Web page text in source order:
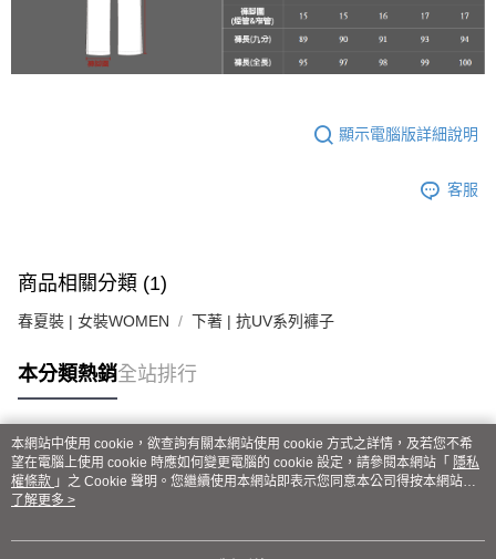
顯示電腦版詳細說明
客服
商品相關分類 (1)
春夏裝 | 女裝WOMEN 下著 | 抗UV系列褲子
本分類熱銷全站排行
熱門標籤
本網站中使用 cookie，欲查詢有關本網站使用 cookie 方式之詳情，及若您不希
望在電腦上使用 cookie 時應如何變更電腦的 cookie 設定，請參閱本網站「 隱私
權條款 」之 Cookie 聲明。您繼續使用本網站即表示您同意本公司得按本網站使
用條款之 Cookie 聲明使用 cookie。
了解更多 >